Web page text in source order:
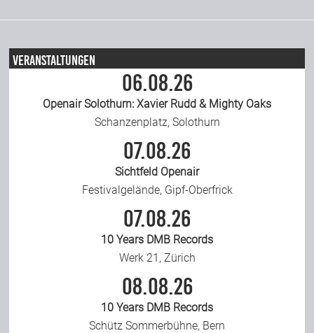
Support Us
Kalender
Veranstaltungen
06.08.26
Openair Solothurn: Xavier Rudd & Mighty Oaks
Schanzenplatz, Solothurn
07.08.26
Sichtfeld Openair
Festivalgelände, Gipf-Oberfrick
07.08.26
10 Years DMB Records
Werk 21, Zürich
08.08.26
10 Years DMB Records
Schütz Sommerbühne, Bern